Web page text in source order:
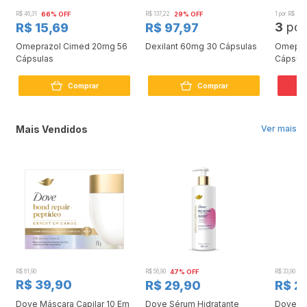
R$ 46,31 66% OFF
R$ 15,69
Omeprazol Cimed 20mg 56
Cápsulas
Comprar
R$ 137,22 29% OFF
R$ 97,97
Dexilant 60mg 30 Cápsulas
Comprar
1 por R$
3
Ver mais
Mais Vendidos
R$ 61,90
R$ 39,90
Dove Máscara Capilar 10 Em
R$ 56,90 47% OFF
R$ 29,90
Dove Sérum Hidratante
R$ 33,90
R$
Dove